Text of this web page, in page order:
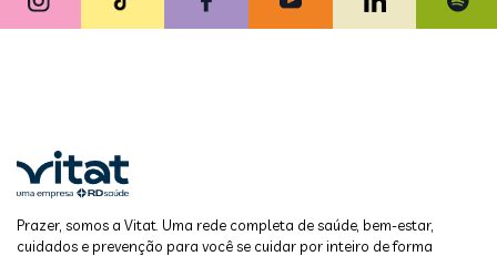
Prazer, somos a Vitat. Uma rede completa de saúde, bem-estar,
cuidados e prevenção para você se cuidar por inteiro de forma